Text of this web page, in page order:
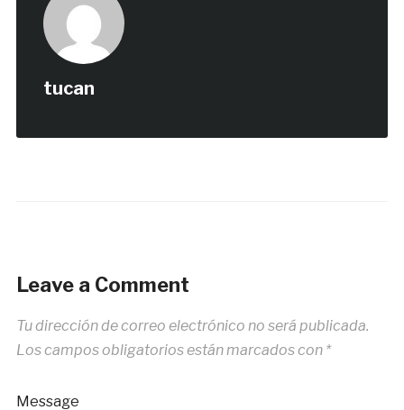
tucan
Leave a Comment
Tu dirección de correo electrónico no será publicada.
Los campos obligatorios están marcados con *
Message